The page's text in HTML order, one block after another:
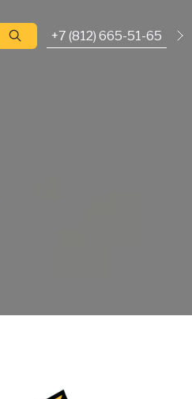
+7 (812) 665-51-65